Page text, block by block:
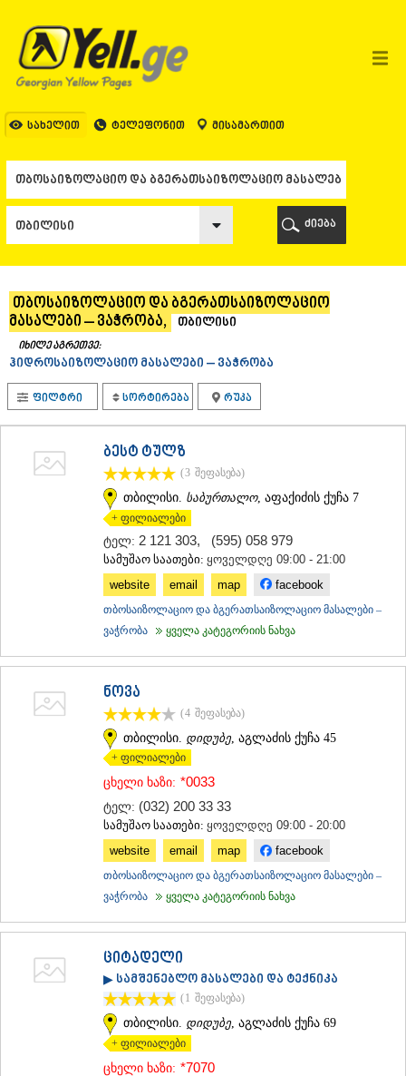
სახელით ტელეფონით მისამართით
ᲗᲑᲘᲚᲘᲡᲘ
ᲗᲑᲘᲚᲘᲡᲘ
ᲐᲤᲮᲐᲖᲔᲗᲘ
ᲒᲐᲚᲘ
ᲑᲐᲗᲣᲛᲘ
ᲥᲝᲑᲣᲚᲔᲗᲘ
ᲨᲣᲐᲮᲔᲕᲘ
ᲩᲐᲥᲕᲘ
ᲝᲖᲣᲠᲒᲔᲗᲘ
ᲩᲝᲮᲐᲢᲐᲣᲠᲘ
ᲣᲠᲔᲙᲘ
ᲘᲛᲔᲠᲔᲗᲘ
ᲑᲐᲦᲓᲐᲗᲘ
ᲕᲐᲜᲘ
ᲖᲔᲡᲢᲐᲤᲝᲜᲘ
ᲡᲐᲩᲮᲔᲠᲔ
ᲢᲧᲘᲑᲣᲚᲘ
ᲓᲔᲓᲝᲤᲚᲘᲡᲬᲧᲐᲠᲝ
ᲗᲔᲚᲐᲕᲘ
ᲡᲐᲒᲐᲠᲔᲯᲝ
ᲡᲘᲦᲜᲐᲦᲘ
ᲛᲪᲮᲔᲗᲐ–ᲛᲗᲘᲐᲜᲔᲗᲘ
ᲡᲢᲔᲤᲐᲜᲬᲛᲘᲜᲓᲐ (ᲧᲐᲖᲑᲔᲒᲘ)
ᲠᲐᲭᲐ-ᲚᲔᲩᲮᲣᲛᲘ/ᲥᲕᲔᲛᲝ ᲡᲕᲐᲜᲔᲗᲘ
ᲐᲛᲑᲠᲝᲚᲐᲣᲠᲘ
ᲝᲜᲘ
ᲪᲐᲒᲔᲠᲘ
ᲡᲐᲛᲔᲒᲠᲔᲚᲝ/ᲖᲔᲛᲝ ᲡᲕᲐᲜᲔᲗᲘ
ძიება
თბოსაიზოლაციო და ბგერათსაიზოლაციო
მასალები – ვაჭრობა,
თბილისი
იხილე აგრეთვე:
ჰიდროსაიზოლაციო მასალები – ვაჭრობა
ფილტრი სორტირება რუკა
ბესტ ტულზ
(3 შეფასება)
თბილისი. საბურთალო, აფაქიძის ქუჩა 7
+ ფილიალები
ტელ: 2 121 303, (595) 058 979
სამუშაო საათები: ყოველდღე 09:00 - 21:00
website
email map facebook
თბოსაიზოლაციო და ბგერათსაიზოლაციო მასალები –
ვაჭრობა
ყველა კატეგორიის ნახვა
ნოვა
(4 შეფასება)
თბილისი. დიდუბე , აგლაძის ქუჩა 45
+ ფილიალები
ცხელი ხაზი: *0033
ტელ: (032) 200 33 33
სამუშაო საათები: ყოველდღე 09:00 - 20:00
website
email map facebook
თბოსაიზოლაციო და ბგერათსაიზოლაციო მასალები –
ვაჭრობა
ყველა კატეგორიის ნახვა
ციტადელი
▶ სამშენებლო მასალები და ტექნიკა
(1 შეფასება)
თბილისი. დიდუბე , აგლაძის ქუჩა 69
+ ფილიალები
ცხელი ხაზი: *7070